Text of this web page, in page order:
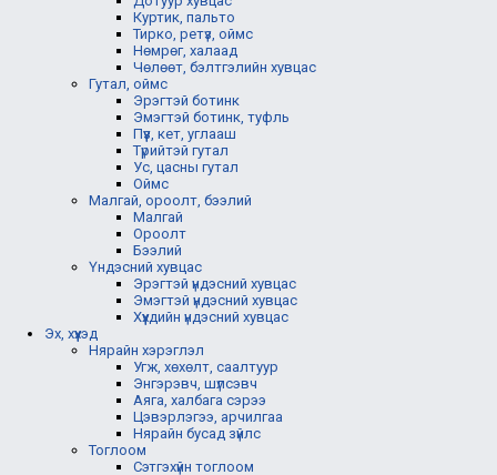
Куртик, пальто
Тирко, ретүз, оймс
Нөмрөг, халаад
Чөлөөт, бэлтгэлийн хувцас
Гутал, оймс
Эрэгтэй ботинк
Эмэгтэй ботинк, туфль
Пүүз, кет, углааш
Түрийтэй гутал
Ус, цасны гутал
Оймс
Малгай, ороолт, бээлий
Малгай
Ороолт
Бээлий
Үндэсний хувцас
Эрэгтэй үндэсний хувцас
Эмэгтэй үндэсний хувцас
Хүүхдийн үндэсний хувцас
Эх, хүүхэд
Нярайн хэрэглэл
Угж, хөхөлт, саалтуур
Энгэрэвч, шүлсэвч
Аяга, халбага сэрээ
Цэвэрлэгээ, арчилгаа
Нярайн бусад зүйлс
Тоглоом
Сэтгэхүйн тоглоом